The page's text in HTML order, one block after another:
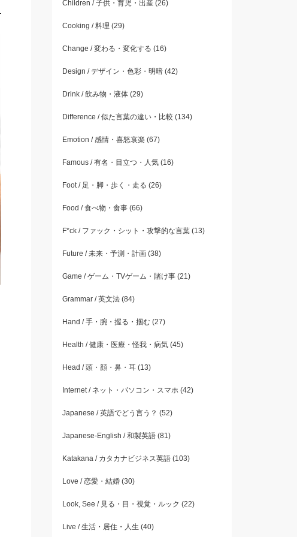
Children / 子供・育児・出産(26)
Cooking / 料理 (29)
Change / 変わる・変化する (16)
Design / デザイン・色彩・明暗(42)
Drink / 飲み物・液体(29)
Difference / 似た言葉の違い・比較 (134)
Emotion / 感情・喜怒哀楽 (67)
Famous / 有名・目立つ・人気(16)
Foot / 足・脚・歩く・走る (26)
Food / 食べ物・食事(66)
F*ck / ファック・シット・攻撃的な言葉(13)
Future / 未来・予測・計画(38)
Game / ゲーム・TVゲーム・賭け事(21)
Grammar / 英文法(84)
Hand / 手・腕・握る・掴む(27)
Health / 健康・医療・怪我・病気(45)
Head / 頭・顔・鼻・耳(13)
Internet / ネット・パソコン・スマホ(42)
Japanese / 英語でどう言う？ (52)
Japanese-English / 和製英語(81)
Katakana / カタカナビジネス英語(103)
Love / 恋愛・結婚(30)
Look, See / 見る・目・視覚・ルック (22)
Live / 生活・居住・人生 (40)